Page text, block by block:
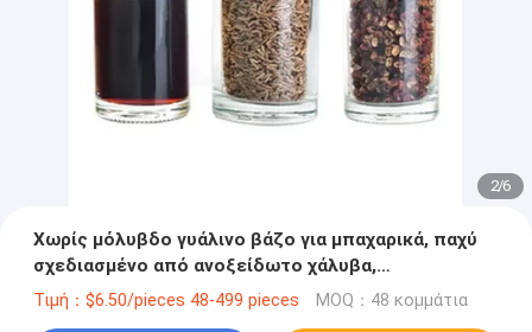
2/6
Χωρίς μόλυβδο γυάλινο βάζο για μπαχαρικά, παχύ
σχεδιασμένο από ανοξείδωτο χάλυβα,
χωρητικότητα 1,5 κιλά
Τιμή：$6.50/pieces 48-499 pieces MOQ：48 κομμάτια